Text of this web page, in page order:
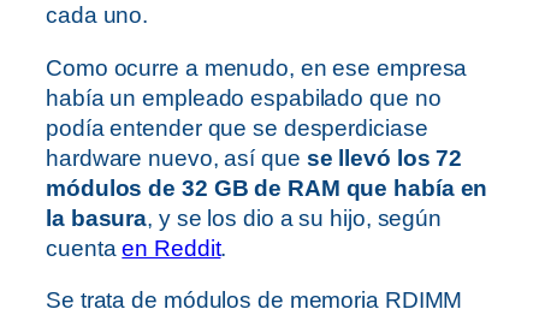
cada uno.
Como ocurre a menudo, en ese empresa
había un empleado espabilado que no
podía entender que se desperdiciase
hardware nuevo, así que se llevó los 72
módulos de 32 GB de RAM que había en
la basura, y se los dio a su hijo, según
cuentaen Reddit.
Se trata de módulos de memoria RDIMM